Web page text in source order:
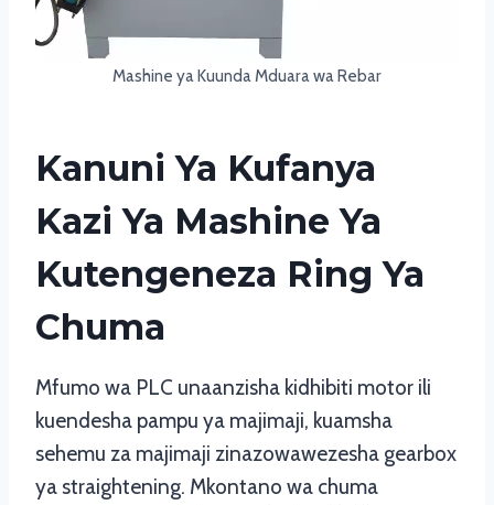
Mashine ya Kuunda Mduara wa Rebar
Kanuni Ya Kufanya
Kazi Ya Mashine Ya
Kutengeneza Ring Ya
Chuma
Mfumo wa PLC unaanzisha kidhibiti motor ili
kuendesha pampu ya majimaji, kuamsha
sehemu za majimaji zinazowawezesha gearbox
ya straightening. Mkontano wa chuma